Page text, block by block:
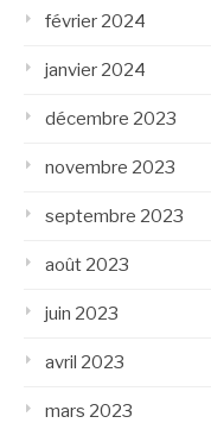
février 2024
janvier 2024
décembre 2023
novembre 2023
septembre 2023
août 2023
juin 2023
avril 2023
mars 2023